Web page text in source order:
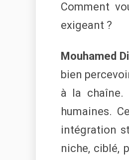
Comment
exigeant ?
Mouhamed
bien
à la
humaines.
intégration
niche, ciblé,